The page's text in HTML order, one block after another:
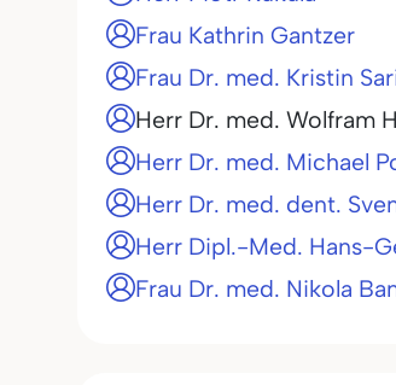
Frau Kathrin Gantzer
Frau Dr. med. Kristin
Herr Dr. med. Wolfram
Herr Dr. med. Michael
Herr Dr. med. dent.
Herr Dipl.-Med. Hans-
Frau Dr. med. Nikola